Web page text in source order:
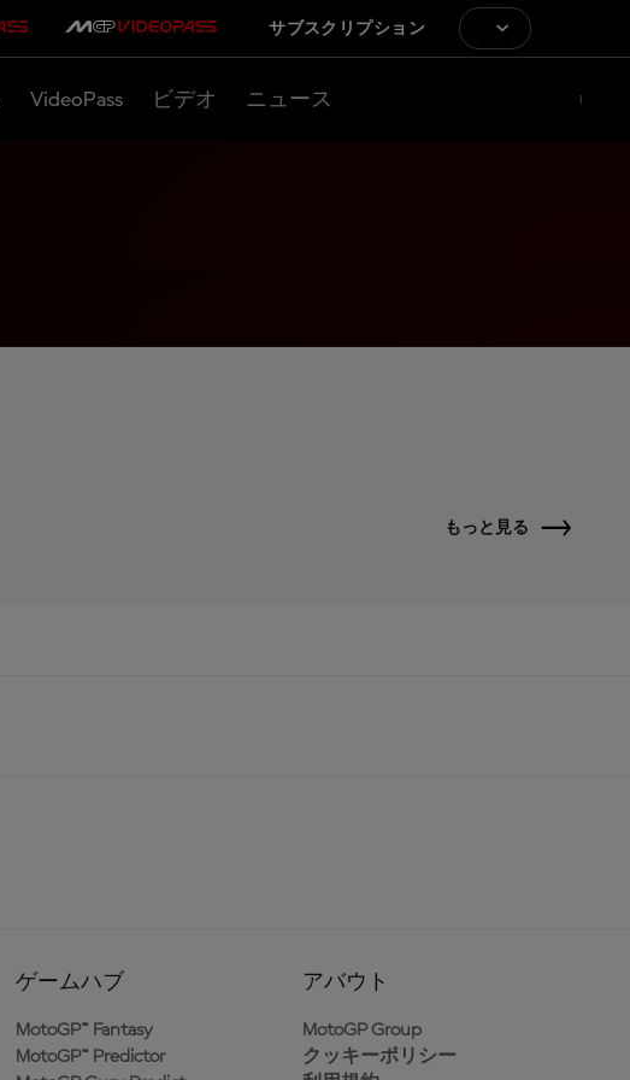
サブスクリプション
VideoPass ビデオ ニュース
もっと見る
ゲームハブ
MotoGP™ Fantasy
MotoGP™ Predictor
アバウト
MotoGP Group
クッキーポリシー